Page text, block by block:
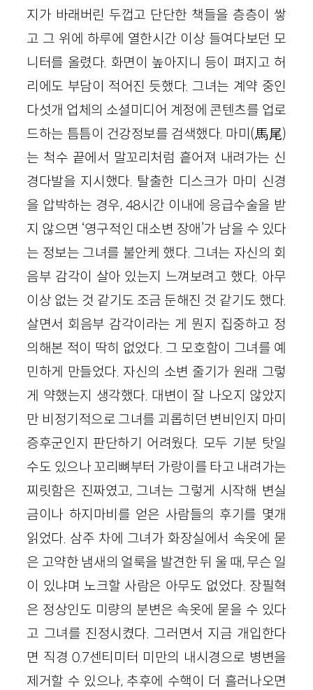
지가 바래버린 두껍고 단단한 책들을 층층이 쌓
고 그 위에 하루에 열한시간 이상 들여다보던 모
니터를 올렸다. 화면이 높아지니 등이 펴지고 허
리에도 부담이 적어진 듯했다. 그녀는 계약 중인
다섯개 업체의 소셜미디어 계정에 콘텐츠를 업로
드하는 틈틈이 건강정보를 검색했다. 마미(馬尾)
는 척수 끝에서 말꼬리처럼 흩어져 내려가는 신
경다발을 지시했다. 탈출한 디스크가 마미 신경
을 압박하는 경우, 48시간 이내에 응급수술을 받
지 않으면 ‘영구적인 대소변 장애’가 남을 수 있다
는 정보는 그녀를 불안케 했다. 그녀는 자신의 회
음부 감각이 살아 있는지 느껴보려고 했다. 아무
이상 없는 것 같기도 조금 둔해진 것 같기도 했다.
살면서 회음부 감각이라는 게 뭔지 집중하고 정
의해본 적이 딱히 없었다. 그 모호함이 그녀를 예
민하게 만들었다. 자신의 소변 줄기가 원래 그렇
게 약했는지 생각했다. 대변이 잘 나오지 않았지
만 비정기적으로 그녀를 괴롭히던 변비인지 마미
증후군인지 판단하기 어려웠다. 모두 기분 탓일
수도 있으나 꼬리뼈부터 가랑이를 타고 내려가는
찌릿함은 진짜였고, 그녀는 그렇게 시작해 변실
금이나 하지마비를 얻은 사람들의 후기를 몇개
읽었다. 삼주 차에 그녀가 화장실에서 속옷에 묻
은 고약한 냄새의 얼룩을 발견한 뒤 울 때, 무슨 일
이 있냐며 노크할 사람은 아무도 없었다. 장필혁
은 정상인도 미량의 분변은 속옷에 묻을 수 있다
고 그녀를 진정시켰다. 그러면서 지금 개입한다
면 직경 0.7센티미터 미만의 내시경으로 병변을
제거할 수 있으나, 추후에 수핵이 더 흘러나오면